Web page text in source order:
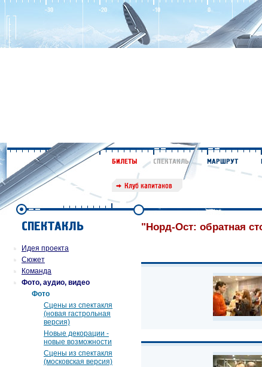
Идея проекта
Сюжет
Команда
Фото, аудио, видео
Фото
Сцены из спектакля
(новая гастрольная
версия)
Новые декорации -
новые возможности
Сцены из спектакля
(московская версия)
"Норд-Ост: обратная